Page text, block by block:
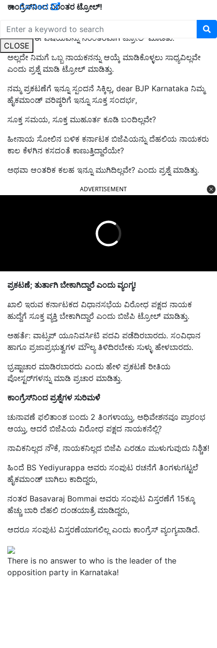
Contact
CLOSE
ಕಾಂಗ್ರೆಸ್‌ನಿಂದ ನಿರಂತರ ಟ್ರೋಲ್‌!
ಬಿಜೆಪಿ ವಿರೋಧ ಪಕ್ಷದ ನಾಯಕನ್ನು ಆಯ್ಕೆ ಮಾಡದೆ ಇರುವುದರಿಂದ
ಕಾಂಗ್ರೆಸ್‌ ಈ ವಿಷಯವನ್ನು ನಿರಂತರವಾಗಿ ಟ್ರೋಲ್‌ ಮಾಡಿತು.
ಅಲ್ಲದೇ ನಿಮಗೆ ಒಬ್ಬ ನಾಯಕನನ್ನು ಆಯ್ಕೆ ಮಾಡಿಕೊಳ್ಳಲು ಸಾಧ್ಯವಿಲ್ಲವೇ
ಎಂದು ಪ್ರಶ್ನೆ ಮಾಡಿ ಟ್ರೋಲ್‌ ಮಾಡಿತ್ತು.
ನಮ್ಮ ಪ್ರಕಟಣೆಗೆ ಇನ್ನೂ ಸ್ಪಂದನೆ ಸಿಕ್ಕಿಲ್ಲ, dear BJP Karnataka ನಿಮ್ಮ
ಹೈಕಮಾಂಡ್ ವರಿಷ್ಠರಿಗೆ ಇನ್ನೂ ಸೂಕ್ತ ಸಂದರ್ಭ,
ಸೂಕ್ತ ಸಮಯ, ಸೂಕ್ತ ಮುಹೂರ್ತ ಕೂಡಿ ಬಂದಿಲ್ಲವೇ?
ಹೀನಾಯ ಸೋಲಿನ ಬಳಿಕ ಕರ್ನಾಟಕ ಬಿಜೆಪಿಯನ್ನು ದೆಹಲಿಯ ನಾಯಕರು
ಕಾಲ ಕೆಳಗಿನ ಕಸದಂತೆ ಕಾಣುತ್ತಿದ್ದಾರೆಯೇ?
ಅಥವಾ ಆಂತರಿಕ ಕಲಹ ಇನ್ನೂ ಮುಗಿದಿಲ್ಲವೇ? ಎಂದು ಪ್ರಶ್ನೆ ಮಾಡಿತ್ತು.
ADVERTISEMENT
ಪ್ರಕಟಣೆ; ತುರ್ತಾಗಿ ಬೇಕಾಗಿದ್ದಾರೆ ಎಂದು ವ್ಯಂಗ್ಯ!
ಖಾಲಿ ಇರುವ ಕರ್ನಾಟಕದ ವಿಧಾನಸಭೆಯ ವಿರೋಧ ಪಕ್ಷದ ನಾಯಕ
ಹುದ್ದೆಗೆ ಸೂಕ್ತ ವ್ಯಕ್ತಿ ಬೇಕಾಗಿದ್ದಾರೆ ಎಂದು ಬಿಜೆಪಿ ಟ್ರೋಲ್‌ ಮಾಡಿತ್ತು.
ಅಹರ್ತೆ: ವಾಟ್ಸಪ್‌ ಯೂನಿವರ್ಸಿಟಿ ಪದವಿ ಪಡೆದಿರಬಾರದು. ಸಂವಿಧಾನ
ಹಾಗೂ ಪ್ರಜಾಪ್ರಭುತ್ವಗಳ ಮೌಲ್ಯ ತಿಳಿದಿರಬೇಕು ಸುಳ್ಳು ಹೇಳಬಾರದು.
ಭ್ರಷ್ಟಾಚಾರ ಮಾಡಿರಬಾರದು ಎಂದು ಹೇಳಿ ಪ್ರಕಟಣೆ ರೀತಿಯ
ಪೋಸ್ಟರ್‌ಗಳನ್ನು ಮಾಡಿ ಪ್ರಚಾರ ಮಾಡಿತ್ತು.
ಕಾಂಗ್ರೆಸ್‌ನಿಂದ ಪ್ರಶ್ನೆಗಳ ಸುರಿಮಳೆ
ಚುನಾವಣೆ ಫಲಿತಾಂಶ ಬಂದು 2 ತಿಂಗಳಾಯ್ತು, ಅಧಿವೇಶನವೂ ಪ್ರಾರಂಭ
ಆಯ್ತು, ಆದರೆ ಬಿಜೆಪಿಯ ವಿರೋಧ ಪಕ್ಷದ ನಾಯಕನೆಲ್ಲಿ?
ನಾವಿಕನಿಲ್ಲದ ನೌಕೆ, ನಾಯಕನಿಲ್ಲದ ಬಿಜೆಪಿ ಎರಡೂ ಮುಳುಗುವುದು ನಿಶ್ಚಿತ!
ಹಿಂದೆ BS Yediyurappa ಅವರು ಸಂಪುಟ ರಚನೆಗೆ ತಿಂಗಳುಗಟ್ಟಲೆ
ಹೈಕಮಾಂಡ್ ಬಾಗಿಲು ಕಾದಿದ್ದರು,
ನಂತರ Basavaraj Bommai ಅವರು ಸಂಪುಟ ವಿಸ್ತರಣೆಗೆ 15ಕ್ಕೂ
ಹೆಚ್ಚು ಬಾರಿ ದೆಹಲಿ ದಂಡಯಾತ್ರೆ ಮಾಡಿದ್ದರು,
ಆದರೂ ಸಂಪುಟ ವಿಸ್ತರಣೆಯಾಗಲಿಲ್ಲ ಎಂದು ಕಾಂಗ್ರೆಸ್‌ ವ್ಯಂಗ್ಯವಾಡಿದೆ.
There is no answer to who is the leader of the
opposition party in Karnataka!